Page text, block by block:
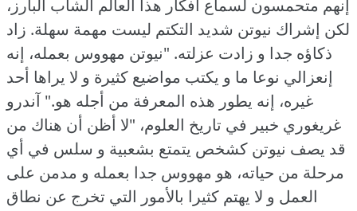
إنهم متحمسون لسماع أفكار هذا العالم الشاب البارز،
لكن إشراك نيوتن شديد التكتم ليست مهمة سهلة. زاد
ذكاؤه جدا و زادت عزلته. "نيوتن مهووس بعمله، إنه
إنعزالي نوعا ما و يكتب مواضيع كثيرة و لا يراها أحد
غيره، إنه يطور هذه المعرفة من أجله هو." آندرو
غريغوري خبير في تاريخ العلوم، "لا أظن أن هناك من
قد يصف نيوتن كشخص يتمتع بشعبية و سلس في أي
مرحلة من حياته، هو مهووس جدا بعمله و مدمن على
العمل و لا يهتم كثيرا بالأمور التي تخرج عن نطاق